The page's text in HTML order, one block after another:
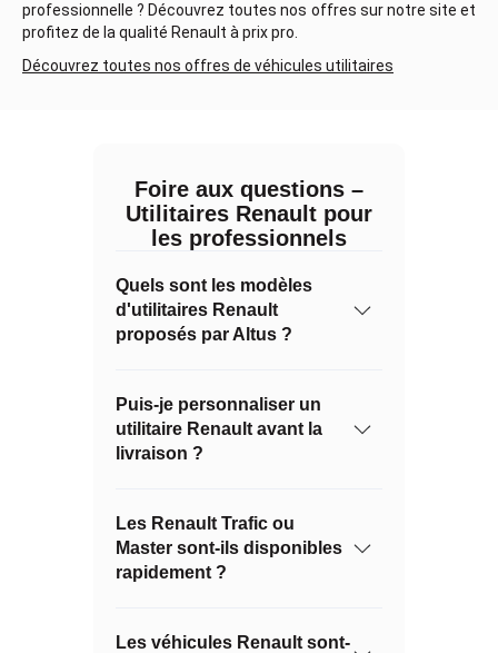
professionnelle ? Découvrez toutes nos offres sur notre site et
profitez de la qualité Renault à prix pro.
Découvrez toutes nos offres de véhicules utilitaires
Foire aux questions –
Utilitaires Renault pour
les professionnels
Quels sont les modèles
d'utilitaires Renault
proposés par Altus ?
Puis-je personnaliser un
utilitaire Renault avant la
livraison ?
Les Renault Trafic ou
Master sont-ils disponibles
rapidement ?
Les véhicules Renault sont-